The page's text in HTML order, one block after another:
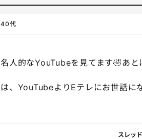
40代
人的なYouTubeを見てます🤣あ
、YouTubeよりEテレにお世話
スレッ